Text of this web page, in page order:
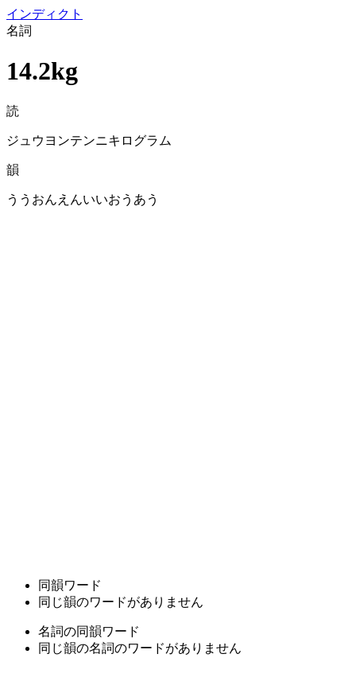
インディクト
名詞
14.2kg
読
ジュウヨンテンニキログラム
韻
ううおんえんいいおうあう
同韻ワード
同じ韻のワードがありません
名詞の同韻ワード
同じ韻の名詞のワードがありません